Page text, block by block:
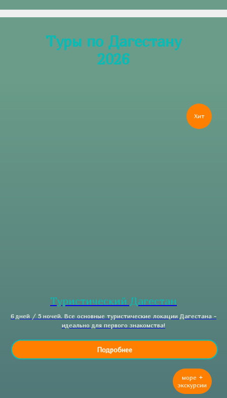
Туры по Дагестану
2026
Хит
Туристический Дагестан
6 дней / 5 ночей. Все основные туристические локации Дагестана -
идеально для первого знакомства!
Подробнее
море +
экскурсии